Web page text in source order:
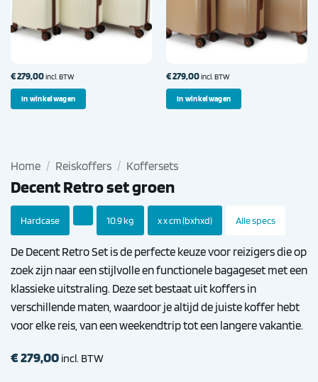
€279,00incl. BTW
In winkelwagen
€279,00incl. BTW
In winkelwagen
Home / Reiskoffers / Koffersets
Decent Retro set groen
Hardcase 10.9 kg x x cm (bxhxd) Alle specs
De Decent Retro Set is de perfecte keuze voor reizigers die op
zoek zijn naar een stijlvolle en functionele bagageset met een
klassieke uitstraling. Deze set bestaat uit koffers in
verschillende maten, waardoor je altijd de juiste koffer hebt
voor elke reis, van een weekendtrip tot een langere vakantie.
€279,00 incl. BTW